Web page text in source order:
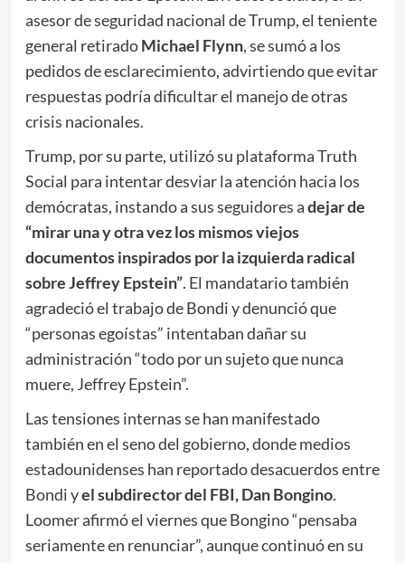
asesor de seguridad nacional de Trump, el teniente
general retiradoMichael Flynn, se sumó a los
pedidos de esclarecimiento, advirtiendo que evitar
respuestas podría dificultar el manejo de otras
crisis nacionales.
Trump, por su parte, utilizó su plataforma Truth
Social para intentar desviar la atención hacia los
demócratas, instando a sus seguidores adejar de
“mirar una y otra vez los mismos viejos
documentos inspirados por la izquierda radical
sobre Jeffrey Epstein”. El mandatario también
agradeció el trabajo de Bondi y denunció que
“personas egoístas” intentaban dañar su
administración “todo por un sujeto que nunca
muere, Jeffrey Epstein”.
Las tensiones internas se han manifestado
también en el seno del gobierno, donde medios
estadounidenses han reportado desacuerdos entre
Bondi yel subdirector del FBI, Dan Bongino.
Loomer afirmó el viernes que Bongino “pensaba
seriamente en renunciar”, aunque continuó en su